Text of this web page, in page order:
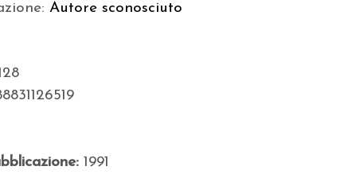
Autore sconosciuto
1991